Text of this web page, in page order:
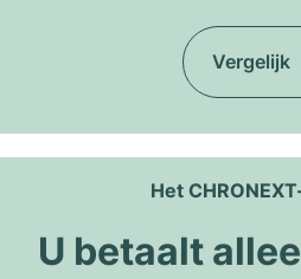
Vergelijk
Het
U betaalt